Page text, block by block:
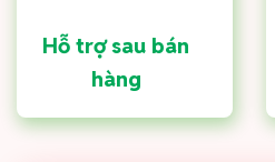
Hỗ trợ sau bán
hàng